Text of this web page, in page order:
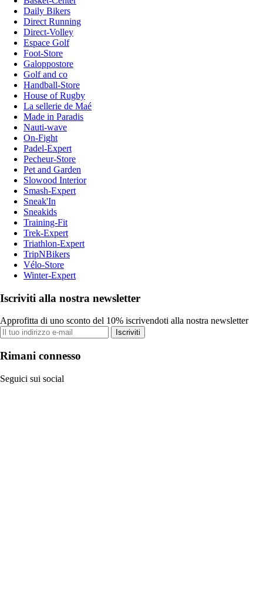
Daily Bikers
Direct Running
Direct-Volley
Espace Golf
Foot-Store
Galoppostore
Golf and co
Handball-Store
House of Rugby
La sellerie de Maé
Made in Paradis
Nauti-wave
On-Fight
Padel-Expert
Pecheur-Store
Pet and Garden
Slowood Interior
Smash-Expert
Sneak'In
Sneakids
Training-Fit
Trek-Expert
Triathlon-Expert
TripNBikers
Vélo-Store
Winter-Expert
Iscriviti alla nostra newsletter
Approfitta di uno sconto del 10% iscrivendoti alla nostra newsletter
Iscriviti
Rimani connesso
Seguici sui social